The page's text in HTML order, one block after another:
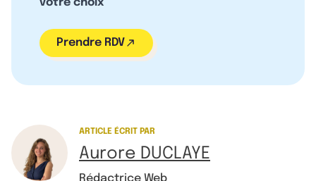
Prendre RDV
ARTICLE ÉCRIT PAR
Aurore DUCLAYE
Rédactrice Web